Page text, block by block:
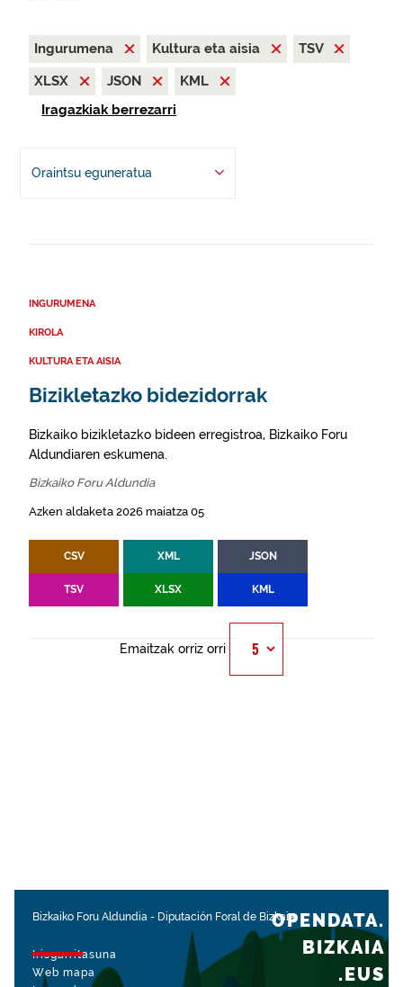
Ingurumena Kultura eta aisia
TSV
XLSX
JSON
KML
Iragazkiak berrezarri
Oraintsu eguneratua
INGURUMENA
KIROLA
KULTURA ETA AISIA
Bizikletazko bidezidorrak
Bizkaiko bizikletazko bideen erregistroa, Bizkaiko Foru
Aldundiaren eskumena.
Bizkaiko Foru Aldundia
Azken aldaketa 2026 maiatza 05
CSV XML JSON
TSV XLSX KML
Emaitzak orriz orri
Bizkaiko Foru Aldundia - Diputación Foral de Bizkaia
Irisgarritasuna
Web mapa
OPENDATA.
BIZKAIA
.EUS